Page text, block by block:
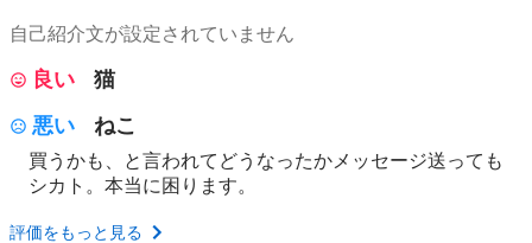
自己紹介文が設定されていません
良い
猫
悪い
ねこ
買うかも、と言われてどうなったかメッセージ送っても
シカト。本当に困ります。
評価をもっと見る